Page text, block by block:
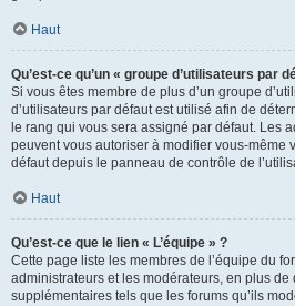
Haut
Qu’est-ce qu’un « groupe d’utilisateurs par
Si vous êtes membre de plus d’un groupe
d’utilisateurs par défaut est utilisé afin de
le rang qui vous sera assigné par défaut. Les
peuvent vous autoriser à modifier vous-même
défaut depuis le panneau de contrôle de
Haut
Qu’est-ce que le lien « L’équipe » ?
Cette page liste les membres de l’équipe du
administrateurs et les modérateurs, en plus
supplémentaires tels que les forums qu’ils